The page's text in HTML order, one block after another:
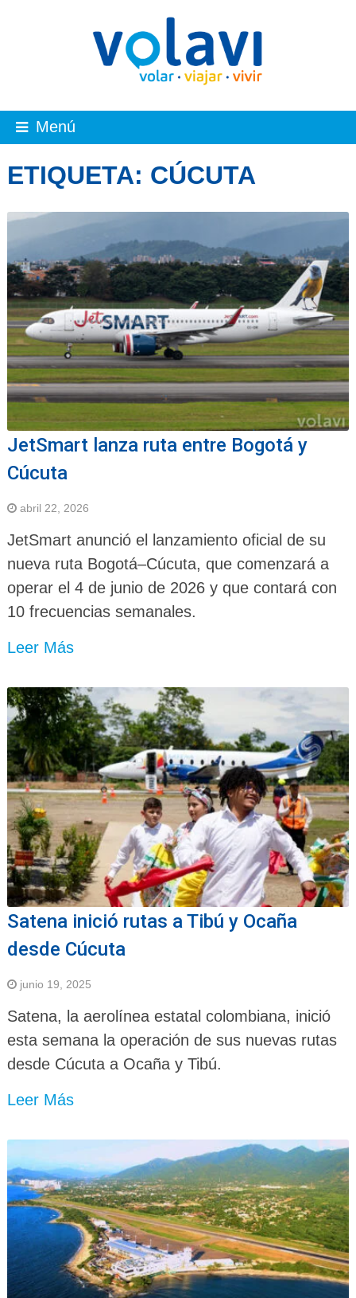
Menú
ETIQUETA: CÚCUTA
JetSmart lanza ruta entre Bogotá y
Cúcuta
abril 22, 2026
JetSmart anunció el lanzamiento oficial de su
nueva ruta Bogotá–Cúcuta, que comenzará a
operar el 4 de junio de 2026 y que contará con
10 frecuencias semanales.
Leer Más
Satena inició rutas a Tibú y Ocaña
desde Cúcuta
junio 19, 2025
Satena, la aerolínea estatal colombiana, inició
esta semana la operación de sus nuevas rutas
desde Cúcuta a Ocaña y Tibú.
Leer Más